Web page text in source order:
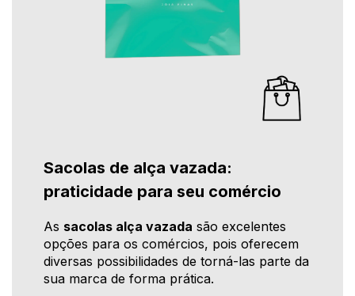
Sacolas de alça vazada:
praticidade para seu comércio
As sacolas alça vazada são excelentes
opções para os comércios, pois oferecem
diversas possibilidades de torná-las parte da
sua marca de forma prática.